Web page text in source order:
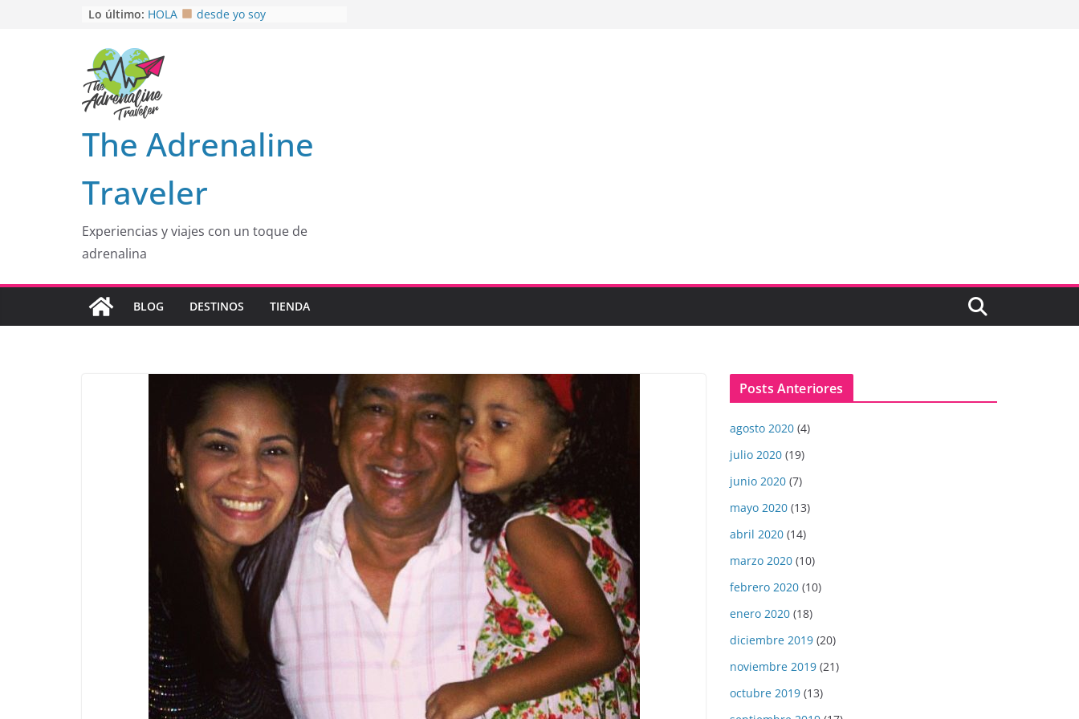
Lo último: HOLA
desde yo soy
EL SENDERO DEL CACAO: Excelente
opción
HOSPEDAJE AL NATURALSHH !!
En
MULITO!
The Adrenaline
Traveler
Experiencias y viajes con un toque de
adrenalina
BLOG DESTINOS TIENDA
Posts Anteriores
agosto 2020 (4)
julio 2020 (19)
junio 2020 (7)
mayo 2020 (13)
abril 2020 (14)
marzo 2020 (10)
febrero 2020 (10)
enero 2020 (18)
diciembre 2019 (20)
noviembre 2019 (21)
octubre 2019 (13)